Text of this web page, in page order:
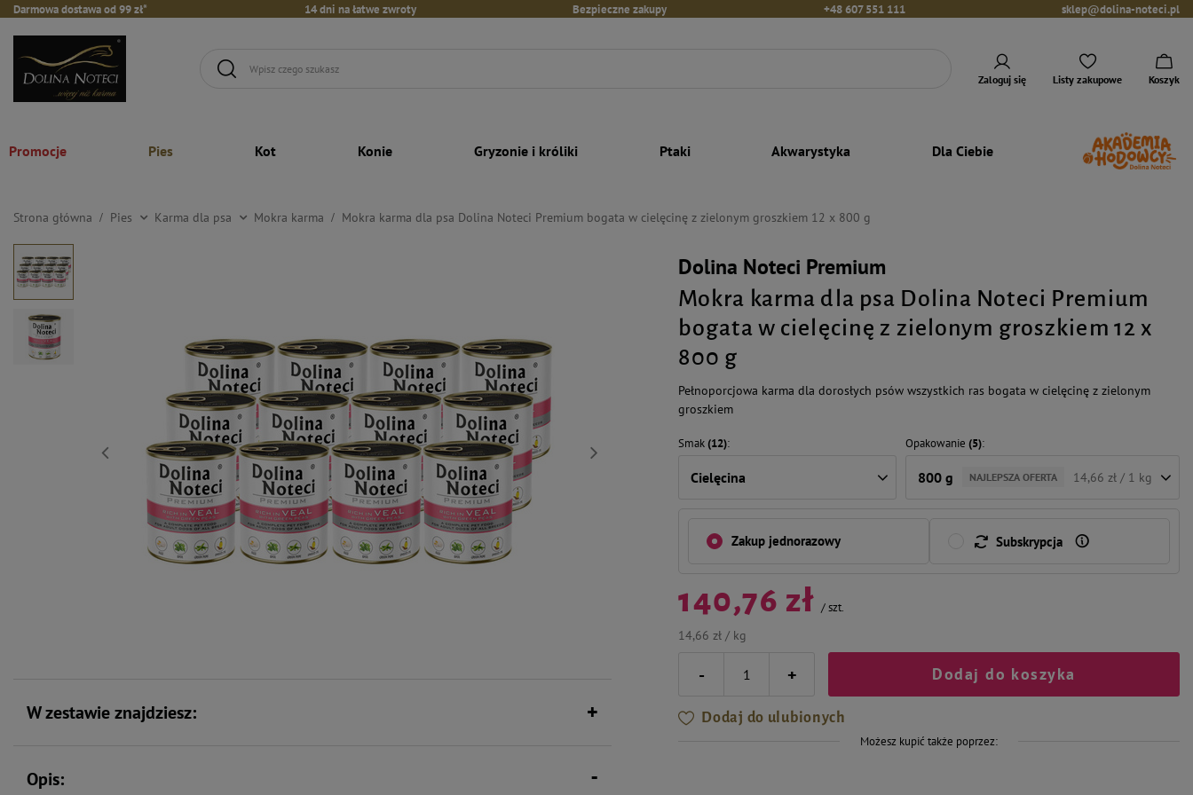
Darmowa dostawa od 99 zł* 14 dni na łatwe zwroty Bezpieczne zakupy +48 607 551 111 sklep@dolina-noteci.pl
Zaloguj się Listy zakupowe Koszyk
Promocje Pies Kot Konie Gryzonie i króliki Ptaki Akwarystyka Dla Ciebie
Strona główna Pies Karma dla psa Mokra karma Mokra karma dla psa Dolina Noteci Premium bogata w cielęcinę z zielonym groszkiem 12 x 800 g
Dolina Noteci Premium
Mokra karma dla psa Dolina Noteci Premium
bogata w cielęcinę z zielonym groszkiem 12 x
800 g
Pełnoporcjowa karma dla dorosłych psów wszystkich ras bogata w cielęcinę z zielonym
groszkiem
Smak(12)
Cielęcina
Opakowanie (5)
800 g NAJLEPSZA OFERTA 14,66 zł / 1 kg
Zakup jednorazowy Subskrypcja
140,76 zł /szt.
14,66 zł / kg
- + Dodaj do koszyka
Dodaj do ulubionych
Możesz kupić także poprzez:
W zestawie znajdziesz:
Opis: